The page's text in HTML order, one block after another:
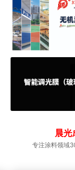
晨光
专注涂料领域